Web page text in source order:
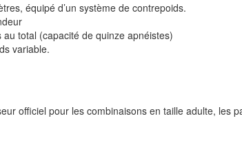
équipé d’un système de contrepoids.
au total (capacité de quinze apnéistes)
variable.
officiel pour les combinaisons en taille adulte, les